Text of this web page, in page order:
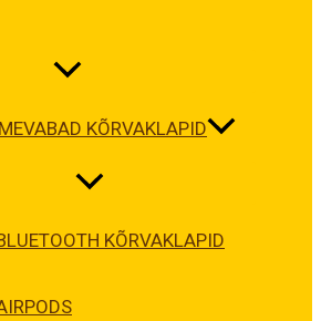
KÕRVAKLAPID
KÕRVAKLAPID